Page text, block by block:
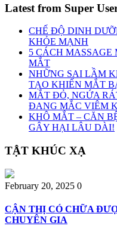
Latest from Super
CHẾ ĐỘ DINH
KHỎE MẠNH
5 CÁCH
MẮT
NHỮNG SAI LẦM
TẠO KHIẾN MẮT
MẮT ĐỎ, NGỨA
ĐANG MẮC VIÊM
KHÔ MẮT – CĂN
GÂY HẠI LÂU DÀI!
TẬT KHÚC XẠ
February 20, 2025 0
CẬN THỊ CÓ CHỮA
CHUYÊN GIA